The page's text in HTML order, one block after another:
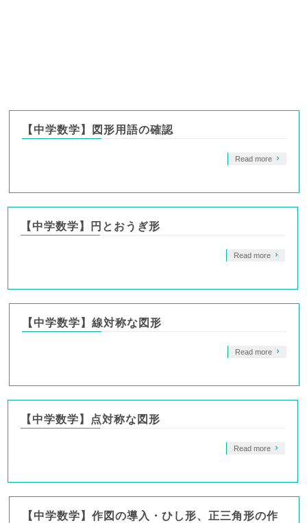
【中学数学】図形用語の確認
Read more
【中学数学】円とおうぎ形
Read more
【中学数学】線対称な図形
Read more
【中学数学】点対称な図形
Read more
【中学数学】作図の導入・ひし形、正三角形の作